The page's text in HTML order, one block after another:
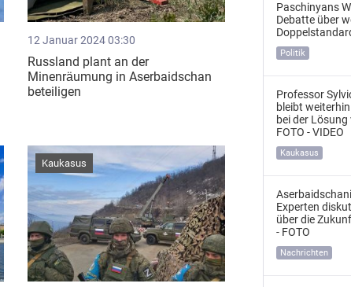
12 Januar 2024 03:30
Russland plant an der
Minenräumung in Aserbaidschan
beteiligen
Kaukasus
Paschinyans
Debatte über
Politik
Professor
bleibt
bei der
FOTO - VIDEO
Kaukasus
Experten
über die
- FOTO
Nachrichten